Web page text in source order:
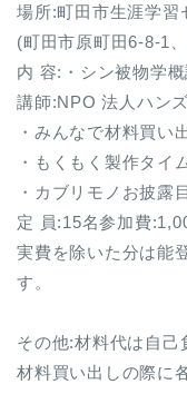
場所:町田市生涯学習
(町田市原町田6-8-1
内 容:・シン被物学
講師:NPO 法人ハン
・みんなで材料買い
・もくもく製作タイ
・カブリモノお披露
定 員:15名参加費
実費を除いた分は能
す。
その他:材料代は自己
材料買い出しの際に